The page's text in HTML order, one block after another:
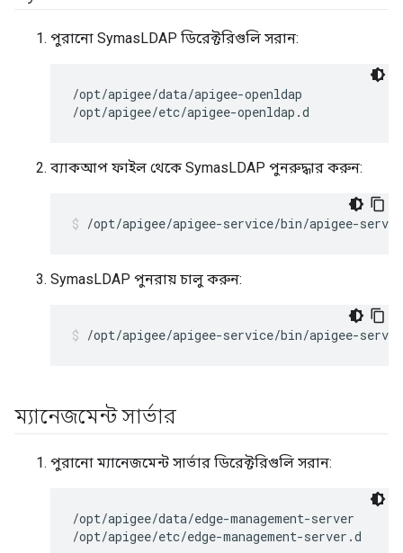
পুরানো SymasLDAP ডিরেক্টরিগুলি সরান:
/opt/apigee/data/apigee-openldap
/opt/apigee/etc/apigee-openldap.d
ব্যাকআপ ফাইল থেকে SymasLDAP পুনরুদ্ধার করুন:
/opt/apigee/apigee-service/bin/apigee-
SymasLDAP পুনরায় চালু করুন:
/opt/apigee/apigee-service/bin/apigee-
ম্যানেজমেন্ট সার্ভার
পুরানো ম্যানেজমেন্ট সার্ভার ডিরেক্টরিগুলি সরান:
/opt/apigee/data/edge-management-server
/opt/apigee/etc/edge-management-server.d